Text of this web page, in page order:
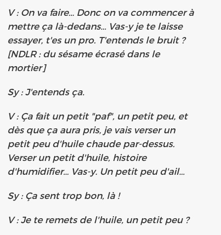
V : On va faire… Donc on va commencer à
mettre ça là-dedans… Vas-y je te laisse
essayer, t'es un pro. T'entends le bruit ?
[NDLR : du sésame écrasé dans le
mortier]
Sy : J'entends ça.
V : Ça fait un petit "paf", un petit peu, et
dès que ça aura pris, je vais verser un
petit peu d'huile chaude par-dessus.
Verser un petit d'huile, histoire
d'humidifier… Vas-y. Un petit peu d'ail…
Sy : Ça sent trop bon, là !
V : Je te remets de l'huile, un petit peu ?